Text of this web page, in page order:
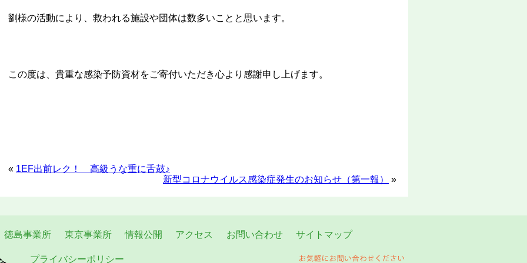
劉様の活動により、救われる施設や団体は数多いことと思います。
この度は、貴重な感染予防資材をご寄付いただき心より感謝申し上げます。
« 1EF出前レク！ 高級うな重に舌鼓♪
新型コロナウイルス感染症発生のお知らせ（第一報）
»
徳島事業所 東京事業所 情報公開 アクセス お問い合わせ サイトマップ
プライバシーポリシー